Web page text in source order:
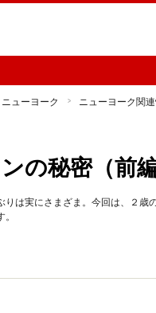
ニューヨーク ニューヨーク関
の秘密（前編
は実にさまざま。今回は、２歳